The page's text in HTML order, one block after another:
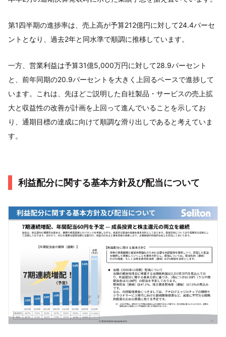
第1四半期の進捗率は、売上高が予算212億円に対して24.4パーセ
ントとなり、過去2年と同水準で順調に推移しています。
一方、営業利益は予算31億5,000万円に対して28.9パーセント
と、前年同期の20.9パーセントを大きく上回るペースで進捗して
います。これは、先ほどご説明した自社製品・サービスの売上拡
大と収益性の改善が計画を上回って進んでいることを示してお
り、通期目標の達成に向けて順調な滑り出しであると考えていま
す。
利益配分に関する基本方針及び配当について